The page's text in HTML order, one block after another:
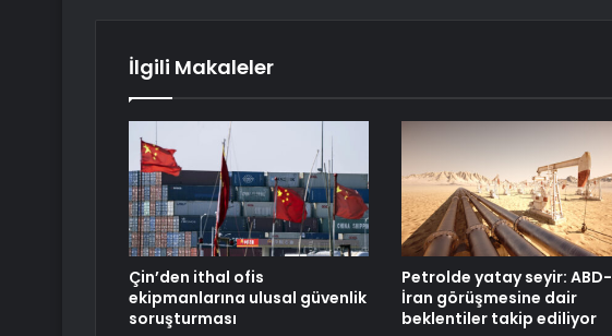
İlgili Makaleler
Çin’den ithal ofis
ekipmanlarına ulusal güvenlik
soruşturması
Petrolde yatay seyir: ABD-
İran görüşmesine dair
beklentiler takip ediliyor